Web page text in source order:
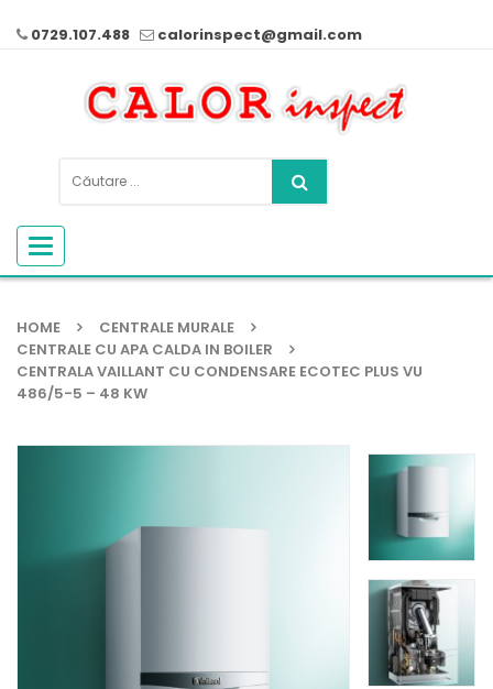
0729.107.488 calorinspect@gmail.com
Toggle
navigation
HOME
CENTRALE MURALE
CENTRALE CU APA CALDA IN BOILER
CENTRALA VAILLANT CU CONDENSARE ECOTEC PLUS VU
486/5-5 – 48 KW